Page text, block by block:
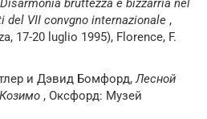
Disarmonia bruttezza e bizzarria nel
del VII convgno internazionale ,
17-20 luglio 1995), Florence, F.
и Дэвид Бомфорд,Лесной
, Оксфорд: Музей